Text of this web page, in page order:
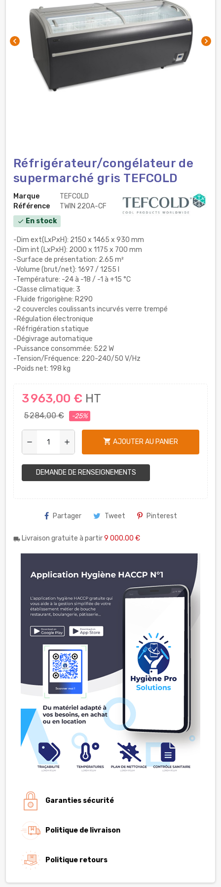
chevron_left chevron_right
Réfrigérateur/congélateur de
supermarché gris TEFCOLD
Marque
TEFCOLD
Référence
TWIN 220A-CF
check En stock
-Dim ext(LxPxH): 2150 x 1465 x 930 mm
-Dim int (LxPxH): 2000 x 1175 x 700 mm
-Surface de présentation: 2.65 m²
-Volume (brut/net): 1697 / 1255 l
-Température: -24 à -18 / -1 à +15 °C
-Classe climatique: 3
-Fluide frigorigène: R290
-2 couvercles coulissants incurvés verre trempé
-Régulation électronique
-Réfrigération statique
-Dégivrage automatique
-Puissance consommée: 522 W
-Tension/Fréquence: 220-240/50 V/Hz
-Poids net: 198 kg
3 963,00 € HT
5 284,00 € -25%
remove add shopping_cart AJOUTER AU PANIER
DEMANDE DE RENSEIGNEMENTS
Partager Tweet Pinterest
local_shipping Livraison gratuite à partir9 000.00 €
Garanties sécurité
Politique de livraison
Politique retours